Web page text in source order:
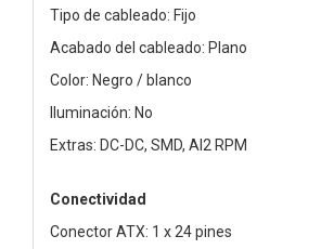
Tipo de cableado: Fijo
Acabado del cableado: Plano
Color: Negro / blanco
Iluminación: No
Extras: DC-DC, SMD, AI2 RPM
Conectividad
Conector ATX: 1 x 24 pines